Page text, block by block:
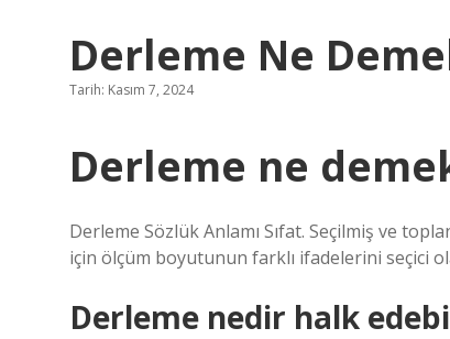
Derleme Ne
Tarih: Kasım 7, 2024
Derleme ne
Derleme Sözlük Anlamı Sıfat. Seçilmiş ve
için ölçüm boyutunun farklı ifadelerini seçici
Derleme nedir halk